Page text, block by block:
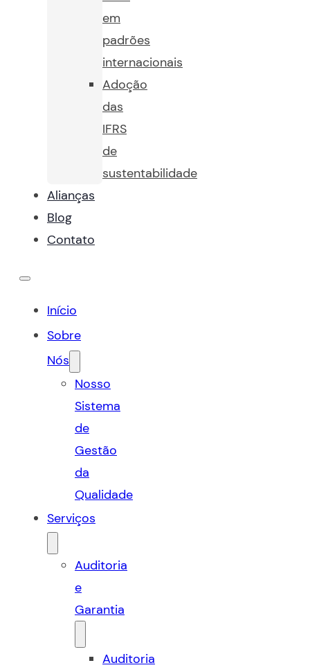
em
padrões
internacionais
Adoção
das
IFRS
de
sustentabilidade
Alianças
Blog
Contato
Início
Sobre
Nós
Nosso
Sistema
de
Gestão
da
Qualidade
Serviços
Auditoria
e
Garantia
Auditoria